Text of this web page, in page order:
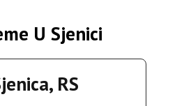
U Sjenici
RS